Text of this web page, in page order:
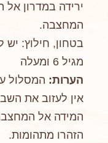
ירידה במדרון
המחצבה.
בטחון, חילוץ: יש
מגיל 6 ומעלה
הערות: המסלול
אין לעזוב את
המידה אל
הזהרו מתהומות.